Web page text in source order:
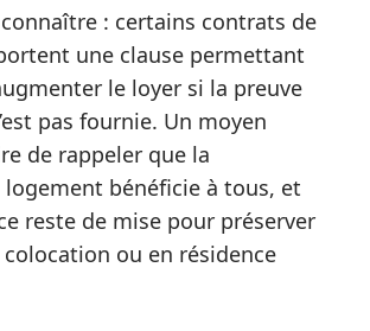
: certains contrats de
une clause permettant
le loyer si la preuve
pas fournie. Un moyen
de rappeler que la
bénéficie à tous, et
reste de mise pour préserver
ou en résidence